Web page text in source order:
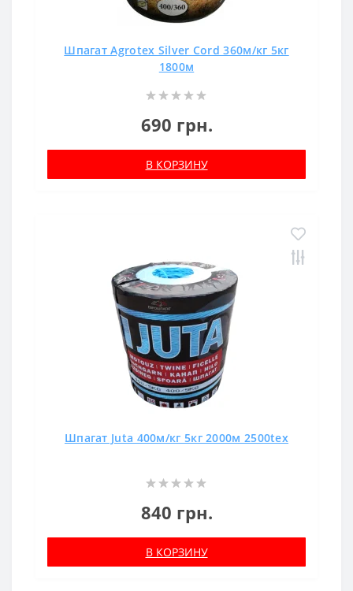
Шпагат Agrotex Silver Cord 360м/кг 5кг
1800м
690 грн.
В КОРЗИНУ
Шпагат Juta 400м/кг 5кг 2000м 2500tex
840 грн.
В КОРЗИНУ